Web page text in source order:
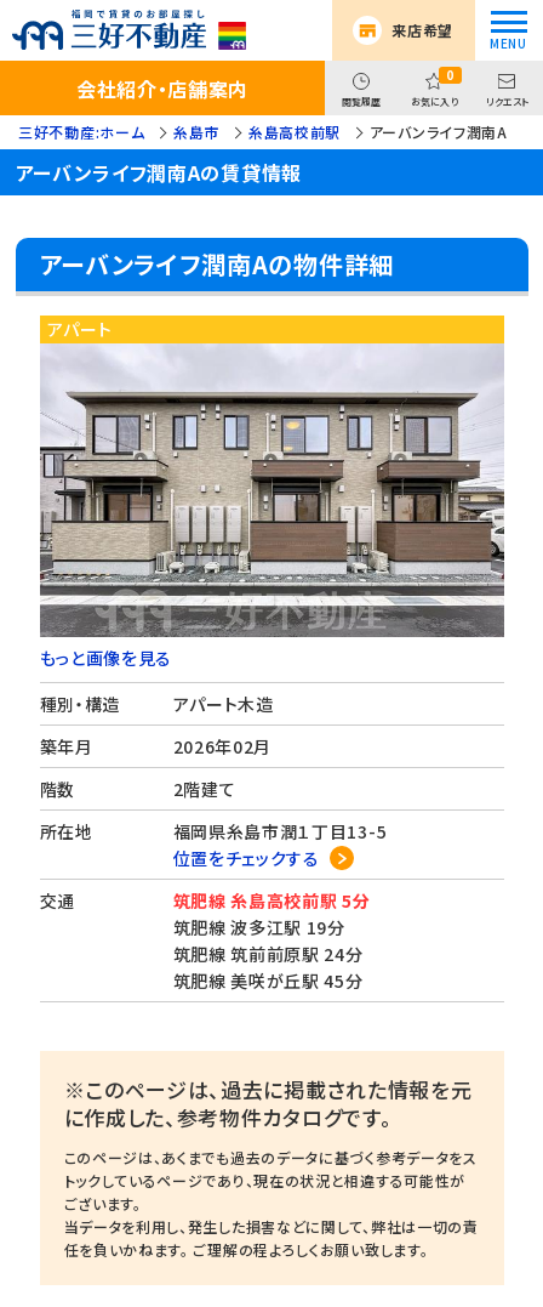
来店希望
会社紹介・店舗案内 閲覧履歴
0
お気に入り リクエスト
三好不動産:ホーム 糸島市 糸島高校前駅 アーバンライフ潤南A
アーバンライフ潤南Aの賃貸情報
アーバンライフ潤南Aの物件詳細
アパート
もっと画像を見る
種別・構造
アパート木造
築年月
2026年02月
階数
2階建て
所在地
福岡県糸島市潤１丁目13-5
位置をチェックする
交通
筑肥線 糸島高校前駅 5分
筑肥線 波多江駅 19分
筑肥線 筑前前原駅 24分
筑肥線 美咲が丘駅 45分
※このページは、過去に掲載された情報を元
に作成した、参考物件カタログです。
このページは、あくまでも過去のデータに基づく参考データをス
トックしているページであり、現在の状況と相違する可能性が
ございます。
当データを利用し、発生した損害などに関して、弊社は一切の責
任を負いかねます。 ご理解の程よろしくお願い致します。